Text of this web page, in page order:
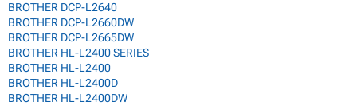
BROTHER DCP-L2640
BROTHER DCP-L2660DW
BROTHER DCP-L2665DW
BROTHER HL-L2400 SERIES
BROTHER HL-L2400
BROTHER HL-L2400D
BROTHER HL-L2400DW